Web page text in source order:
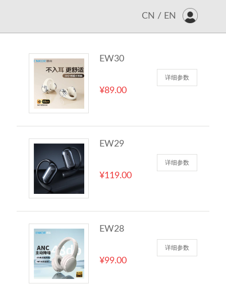
CN / EN
EW30
¥89.00
详细参数
EW29
¥119.00
详细参数
EW28
¥99.00
详细参数